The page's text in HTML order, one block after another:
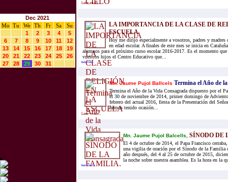
Dec 2021
Mo
Tu We Th Fr Sa
Su
1
2 3 4
5
6
7 8 9 10 11
12
13
14 15 16 17 18
19
20
21 22 23 24 25
26
27
28 29 30 31
Leer mas...
LA IMPORTANCIA DE LA CLASE DE
ESCUELA
Hoy me dirijo especialmente a vosotros, padres y
en edad escolar. A finales de este mes se inicia en
alumnos para el próximo curso escolar 2016-2017. Es el momento que
vuestros hijos el Centro Educativo que...
leer mas...
Mn. Jaume Pujol Ballcels Termina el Año de
Termina el Año de la Vida Consagrada dispuesto por el
el 30 de noviembre de 2014, primer domingo de
febrero del actual 2016, fiesta de la Presentación del
hemos tenido ocasión...
Leer mas...
Mn. Jaume Pujol Balcells, SÍNODO DE
El 4 de octubre de 2014, el Papa Francisco
una vigilia de oración por el Sínodo de la Familia
año después, del 4 al 25 de octubre de 2015,
la noche sobre nuestra asamblea. Es la hora en la
leer mas...